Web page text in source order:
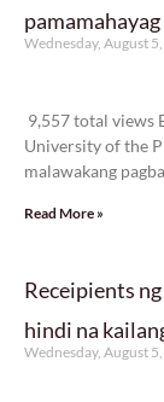
Wednesday, August
9,557 total views
University of the
malawakang
Read More »
Receipients
hindi na
Wednesday, August